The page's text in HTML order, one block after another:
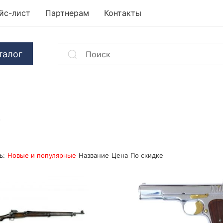
лист Партнерам Контакты
Новые и популярные Название Цена По скидке